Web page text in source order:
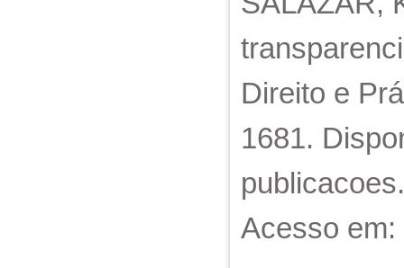
Direito e
1681.
Acesso